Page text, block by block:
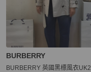
BURBERRY
BURBERRY 英國黑標風衣UK2